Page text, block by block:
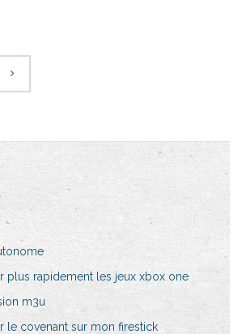
plus rapidement les jeux xbox one
m3u
le covenant sur mon firestick